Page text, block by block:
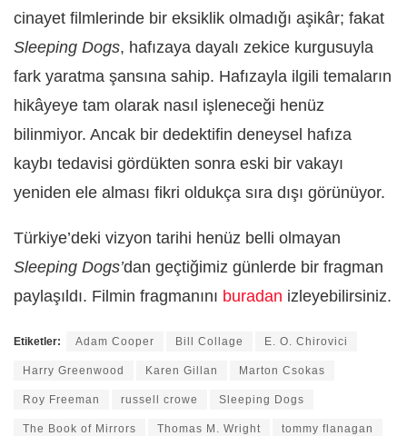
cinayet filmlerinde bir eksiklik olmadığı aşikâr; fakat
Sleeping Dogs, hafızaya dayalı zekice kurgusuyla
fark yaratma şansına sahip. Hafızayla ilgili temaların
hikâyeye tam olarak nasıl işleneceği henüz
bilinmiyor. Ancak bir dedektifin deneysel hafıza
kaybı tedavisi gördükten sonra eski bir vakayı
yeniden ele alması fikri oldukça sıra dışı görünüyor.
Türkiye’deki vizyon tarihi henüz belli olmayan
Sleeping Dogs’dan geçtiğimiz günlerde bir fragman
paylaşıldı. Filmin fragmanını buradan izleyebilirsiniz.
Etiketler: Adam Cooper Bill Collage E. O. Chirovici
Harry Greenwood Karen Gillan Marton Csokas
Roy Freeman russell crowe Sleeping Dogs
The Book of Mirrors Thomas M. Wright tommy flanagan